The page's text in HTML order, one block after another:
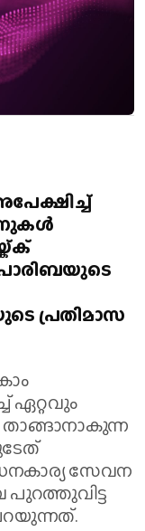
പ്രതിമാസ
ഏറ്റവും
ധനകാര്യ സേവന
പുറത്തുവിട്ട